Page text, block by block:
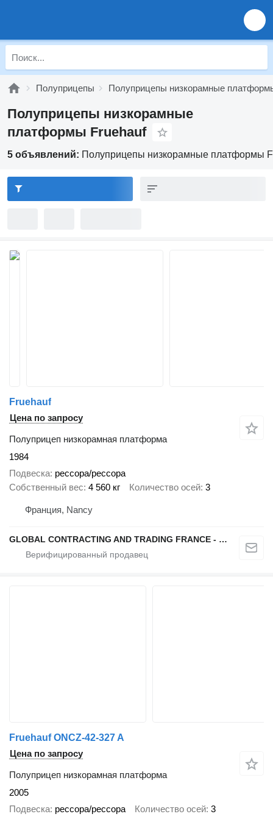
Полуприцепы Полуприцепы низкорамные
Полуприцепы низкорамные
платформы Fruehauf
5 объявлений: Полуприцепы низкорамные платформы
Fruehauf
Цена по запросу
Полуприцеп низкорамная платформа
1984
Подвеска рессора/рессора
Собственный вес 4 560 кг Количество осей 3
Франция, Nancy
GLOBAL CONTRACTING AND TRADING FRANCE - GCTF
Fruehauf ONCZ-42-327 A
Цена по запросу
Полуприцеп низкорамная платформа
2005
Подвеска рессора/рессора Количество осей 3